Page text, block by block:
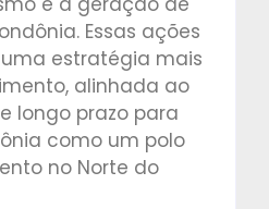
Essas ações
estratégia mais
alinhada ao
longo prazo para
como um polo
no Norte do